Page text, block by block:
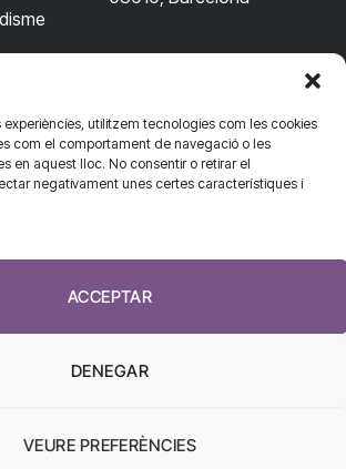
experiències, utilitzem tecnologies com les cookies
com el comportament de navegació o les
en aquest lloc. No consentir o retirar el
negativament unes certes característiques i
ACCEPTAR
DENEGAR
VEURE PREFERÈNCIES
CONNECTA